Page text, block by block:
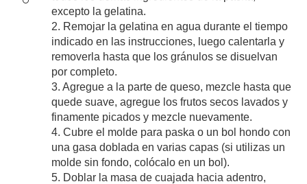
excepto la gelatina.
2. Remojar la gelatina en agua durante el tiempo
indicado en las instrucciones, luego calentarla y
removerla hasta que los gránulos se disuelvan
por completo.
3. Agregue a la parte de queso, mezcle hasta que
quede suave, agregue los frutos secos lavados y
finamente picados y mezcle nuevamente.
4. Cubre el molde para paska o un bol hondo con
una gasa doblada en varias capas (si utilizas un
molde sin fondo, colócalo en un bol).
5. Doblar la masa de cuajada hacia adentro,